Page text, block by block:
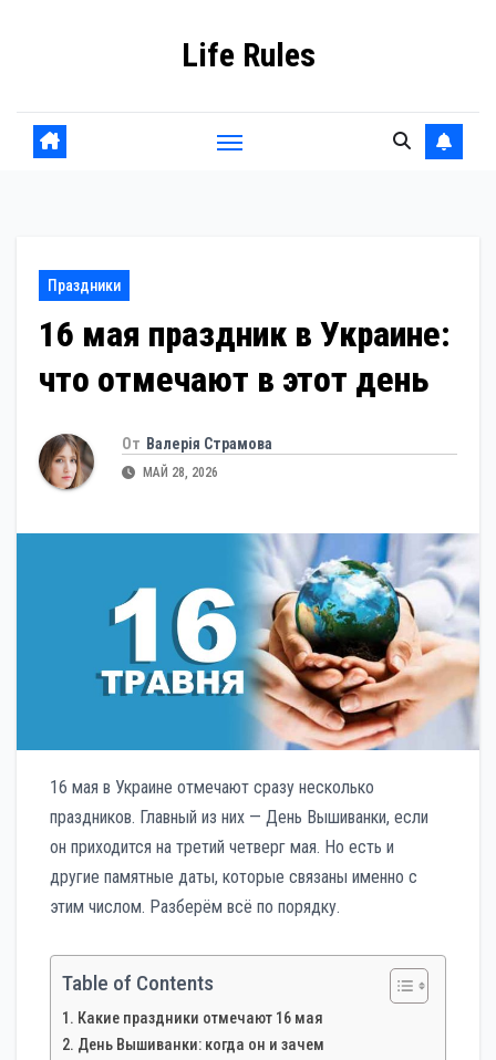
Life Rules
Праздники
16 мая праздник в Украине:
что отмечают в этот день
От Валерія Страмова
МАЙ 28, 2026
16 мая в Украине отмечают сразу несколько
праздников. Главный из них — День Вышиванки, если
он приходится на третий четверг мая. Но есть и
другие памятные даты, которые связаны именно с
этим числом. Разберём всё по порядку.
Table of Contents
Какие праздники отмечают 16 мая
День Вышиванки: когда он и зачем